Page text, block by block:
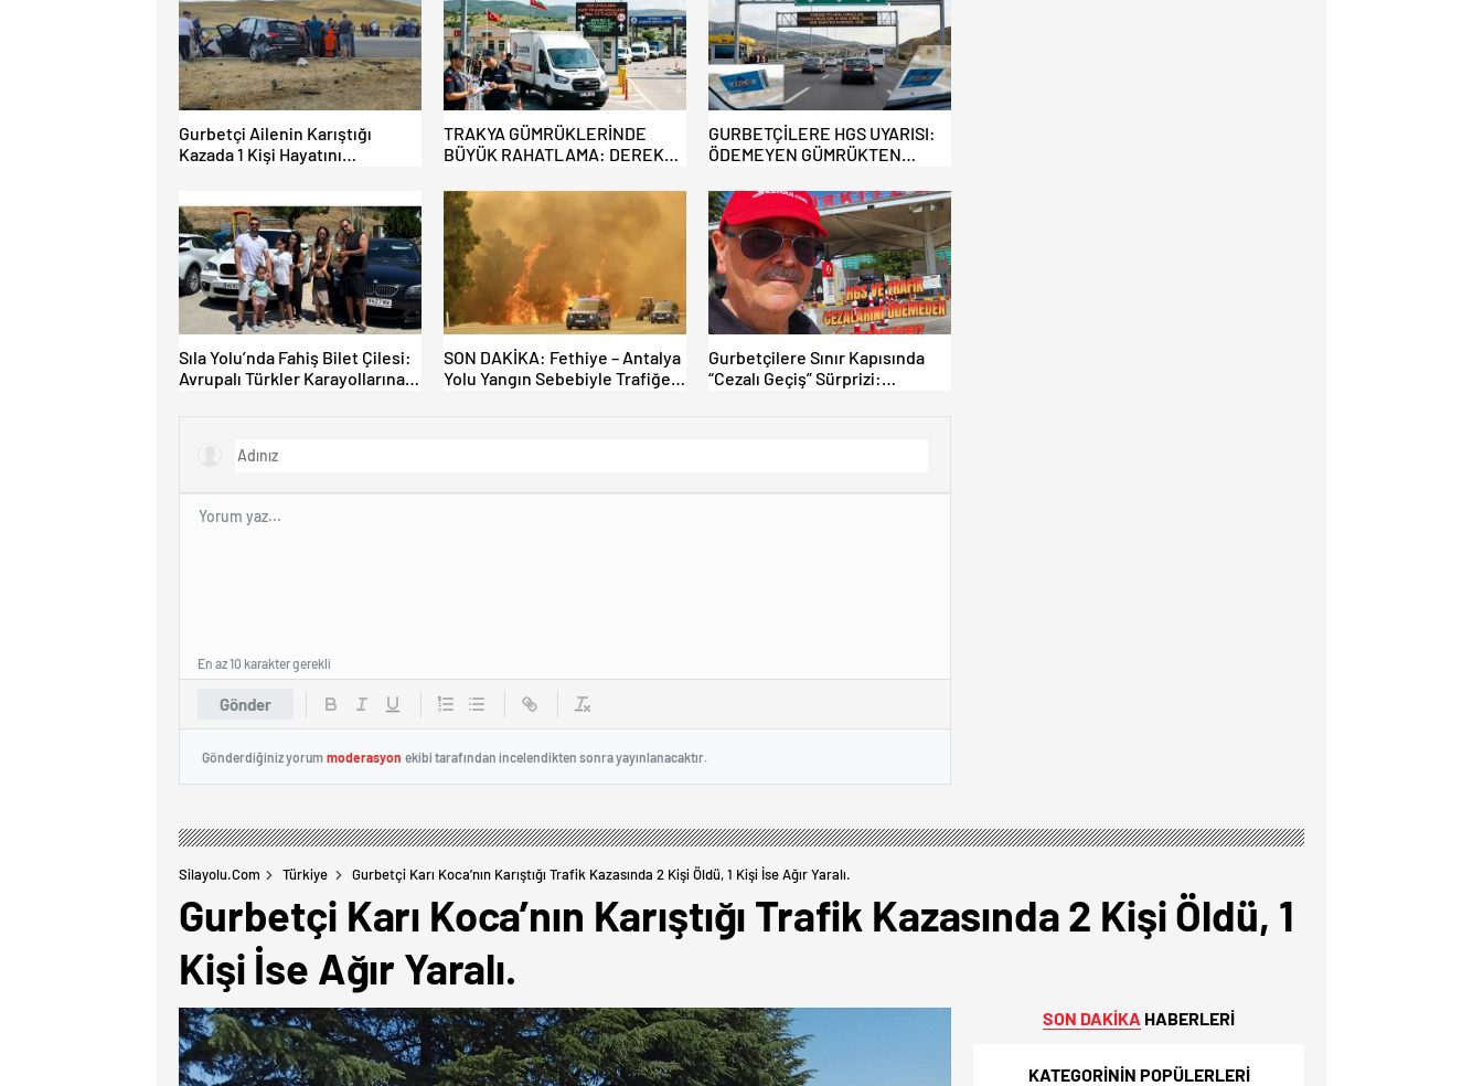
Gurbetçi Ailenin Karıştığı
Kazada 1 Kişi Hayatını
TRAKYA GÜMRÜKLERİNDE
BÜYÜK RAHATLAMA: DEREKÖY
AÇILIYOR!
GURBETÇİLERE HGS UYARISI:
ÖDEMEYEN GÜMRÜKTEN
Sıla Yolu’nda Fahiş Bilet Çilesi:
Avrupalı Türkler Karayollarına
SON DAKİKA: Fethiye – Antalya
Yolu Yangın Sebebiyle Trafiğe
Gurbetçilere Sınır Kapısında
“Cezalı Geçiş” Sürprizi:
Gönder
En az 10 karakter gerekli
Gönderdiğiniz yorum moderasyon ekibi tarafından incelendikten sonra yayınlanacaktır.
Silayolu.com Türkiye Gurbetçi Karı Koca’nın Karıştığı Trafik Kazasında 2 Kişi Öldü, 1 Kişi İse Ağır Yaralı.
Gurbetçi Karı Koca’nın Karıştığı Trafik Kazasında 2 Kişi Öldü, 1
Kişi İse Ağır Yaralı.
SON DAKİKA HABERLERİ
KATEGORİNİN POPÜLERLERİ